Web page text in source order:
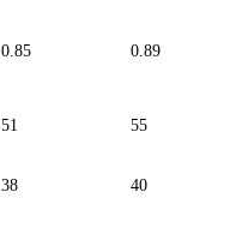
0.85 0.89
51 55
38 40